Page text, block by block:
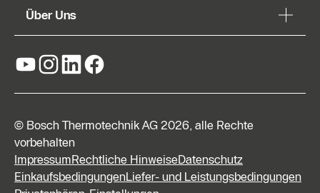
Über Uns
© Bosch Thermotechnik AG 2026, alle Rechte
vorbehalten
ImpressumRechtliche HinweiseDatenschutz
EinkaufsbedingungenLiefer- und Leistungsbedingungen